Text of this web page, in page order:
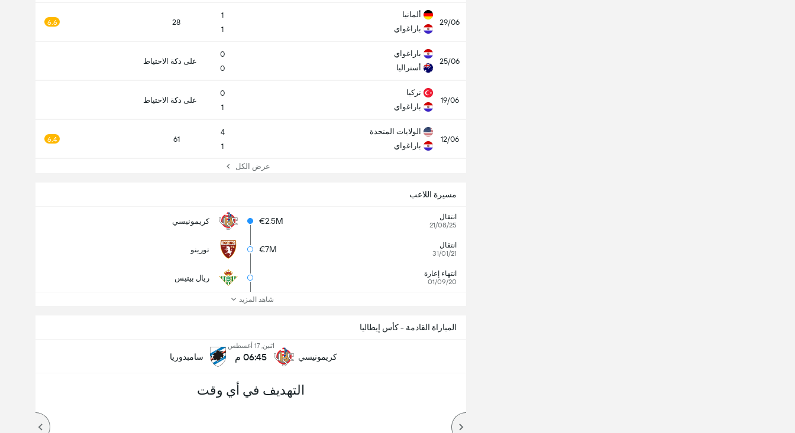
المباراة القادمة - كأس إيطاليا
كريمونيسي
اثنين, 17 أغسطس
06:45 م سامبدوريا
التهديف في أي وقت
29/06
ألمانيا
باراغواي
1
1
28
6.6
25/06
باراغواي
أستراليا
0
0
على دكة الاحتياط
19/06
تركيا
باراغواي
0
1
على دكة الاحتياط
12/06
الولايات المتحدة
باراغواي
4
1
61
6.4
عرض الكل
مسيرة اللاعب
انتقال
21/08/25
€2.5M كريمونيسي
انتقال
31/01/21
€7M تورينو
انتهاء إعارة
01/09/20
ريال بيتيس
شاهد المزيد